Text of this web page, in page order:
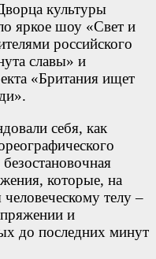
культуры
яркое шоу «Свет и
российского
славы» и
«Британия ищет
себя, как
которые, на
телу –
и
до последних минут